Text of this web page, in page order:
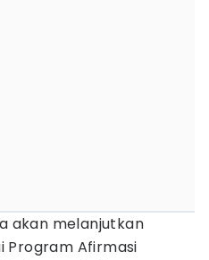
akan melanjutkan
Program Afirmasi